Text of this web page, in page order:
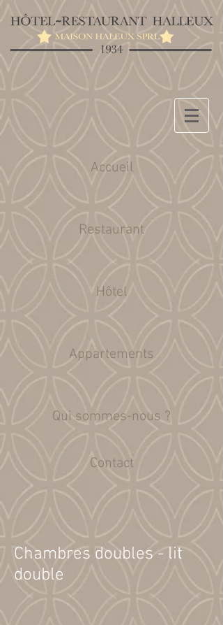
Accueil
Restaurant
Hôtel
Appartements
Qui sommes-nous ?
Contact
Chambres doubles - lit
double